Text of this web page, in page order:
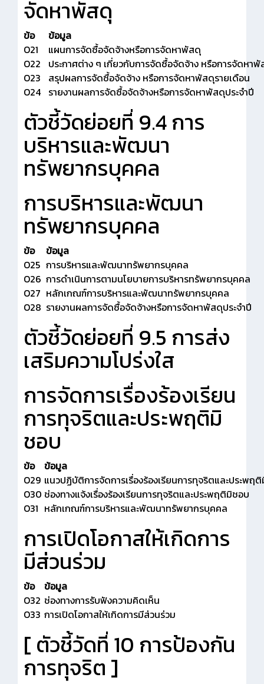
จัดหาพัสดุ
ข้อ
ข้อมูล
O21
แผนการจัดซื้อจัดจ้างหรือการจัดหาพัสดุ
O22
ประกาศต่าง ๆ เกี่ยวกับการจัดซื้อจัดจ้าง หรือการจัดหา
O23
สรุปผลการจัดซื้อจัดจ้าง หรือการจัดหาพัสดุรายเดือน
O24 รายงานผลการจัดซื้อจัดจ้างหรือการจัดหาพัสดุประจำปี
ตัวชี้วัดย่อยที่ 9.4 การ
บริหารและพัฒนา
ทรัพยากรบุคคล
การบริหารและพัฒนา
ทรัพยากรบุคคล
ข้อ
ข้อมูล
O25 การบริหารและพัฒนาทรัพยากรบุคคล
O26 การดำเนินการตามนโยบายการบริหารทรัพยากรบุคคล
O27 หลักเกณฑ์การบริหารและพัฒนาทรัพยากรบุคคล
O28 รายงานผลการจัดซื้อจัดจ้างหรือการจัดหาพัสดุประจำปี
ตัวชี้วัดย่อยที่ 9.5 การส่ง
เสริมความโปร่งใส
การจัดการเรื่องร้องเรียน
การทุจริตและประพฤติมิ
ชอบ
ข้อ
ข้อมูล
O29 แนวปฏิบัติการจัดการเรื่องร้องเรียนการทุจริตและประพฤ
O30 ช่องทางแจ้งเรื่องร้องเรียนการทุจริตและประพฤติมิชอบ
O31 หลักเกณฑ์การบริหารและพัฒนาทรัพยากรบุคคล
การเปิดโอกาสให้เกิดการ
มีส่วนร่วม
ข้อ
ข้อมูล
O32 ช่องทางการรับฟังความคิดเห็น
O33 การเปิดโอกาสให้เกิดการมีส่วนร่วม
[ ตัวชี้วัดที่ 10 การป้องกัน
การทุจริต ]